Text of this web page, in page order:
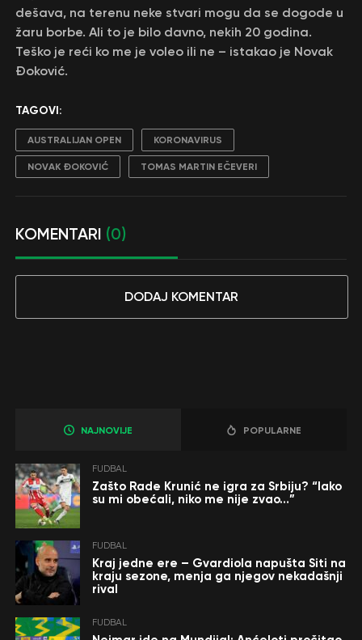
dešava, na terenu neke stvari mogu da se dogode u
žaru borbe. Ali to je bilo davno, nekih 20 godina.
Teško je reći ko me je voleo ili ne – istakao je Novak
Đoković.
TAGOVI:
AUSTRALIJAN OPEN KORONAVIRUS
NOVAK ĐOKOVIĆ TOMAS MARTIN EČEVERI
KOMENTARI (0)
DODAJ KOMENTAR
NAJNOVIJE POPULARNE
FUDBAL
Zašto Rade Krunić ne igra za Srbiju? “Iako
su mi obećali, niko me nije zvao…”
FUDBAL
Kraj jedne ere – Gvardiola napušta Siti na
kraju sezone, menja ga njegov nekadašnji
rival
FUDBAL